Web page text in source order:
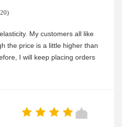
My customers all like
the price is a little higher than
I will keep placing orders